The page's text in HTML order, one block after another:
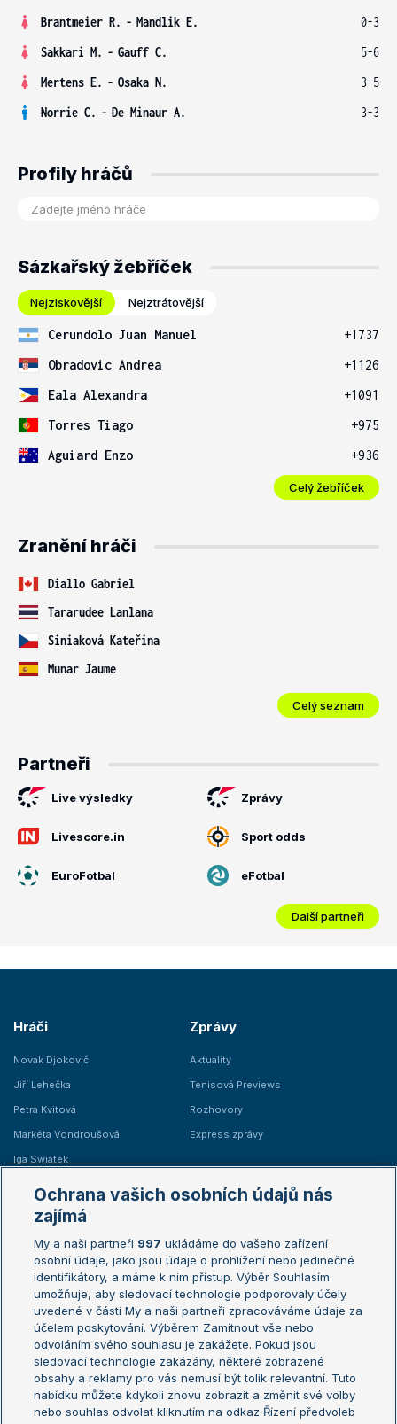
Brantmeier R. - Mandlik E.
0-3
Sakkari M. - Gauff C.
5-6
Mertens E. - Osaka N.
3-5
Norrie C. - De Minaur A. 3-3
Profily hráčů
Sázkařský žebříček
Nejziskovější Nejztrátovější
Cerundolo Juan Manuel
+1737
Obradovic Andrea
+1126
Eala Alexandra
+1091
Torres Tiago
+975
Aguiard Enzo
+936
Celý žebříček
Zranění hráči
Diallo Gabriel
Tararudee Lanlana
Siniaková Kateřina
Munar Jaume
Celý seznam
Partneři
Live výsledky Zprávy
Livescore.in Sport odds
EuroFotbal eFotbal
Další partneři
Hráči
Novak Djokovič
Jiří Lehečka
Petra Kvitová
Markéta Vondroušová
Iga Swiatek
Zprávy
Aktuality
Tenisová Previews
Rozhovory
Express zprávy
Žebříčky
Žebříček ATP (muži)
Žebříček WTA (ženy)
Sázkařský žebříček
Australian Open
French Open
Wimbledon
US Open
Turnaj mistrů
Turnaj mistryň
Aktualní trendy
Ochrana vašich osobních údajů nás
zajímá
My a naši partneři 997 ukládáme do vašeho zařízení
osobní údaje, jako jsou údaje o prohlížení nebo jedinečné
identifikátory, a máme k nim přístup. Výběr Souhlasím
umožňuje, aby sledovací technologie podporovaly účely
uvedené v části My a naši partneři zpracováváme údaje za
účelem poskytování. Výběrem Zamítnout vše nebo
odvoláním svého souhlasu je zakážete. Pokud jsou
sledovací technologie zakázány, některé zobrazené
obsahy a reklamy pro vás nemusí být tolik relevantní. Tuto
nabídku můžete kdykoli znovu zobrazit a změnit své volby
nebo souhlas odvolat kliknutím na odkaz Řízení předvoleb